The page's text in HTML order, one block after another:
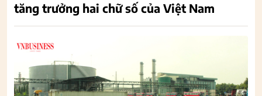
tăng trưởng hai chữ số của Việt Nam